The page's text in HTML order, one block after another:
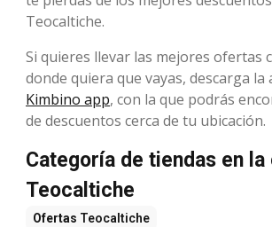
Teocaltiche.
Si quieres llevar las mejores ofertas
donde quiera que vayas, descarga la
Kimbino app, con la que podrás
de descuentos cerca de tu ubicación.
Categoría de tiendas en la
Teocaltiche
Ofertas Teocaltiche